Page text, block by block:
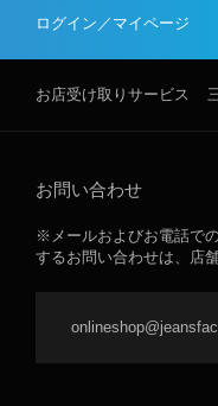
ログイン／マイページ
お店受け取りサービス
お問い合わせ
※メールおよびお電話で
するお問い合わせは、店